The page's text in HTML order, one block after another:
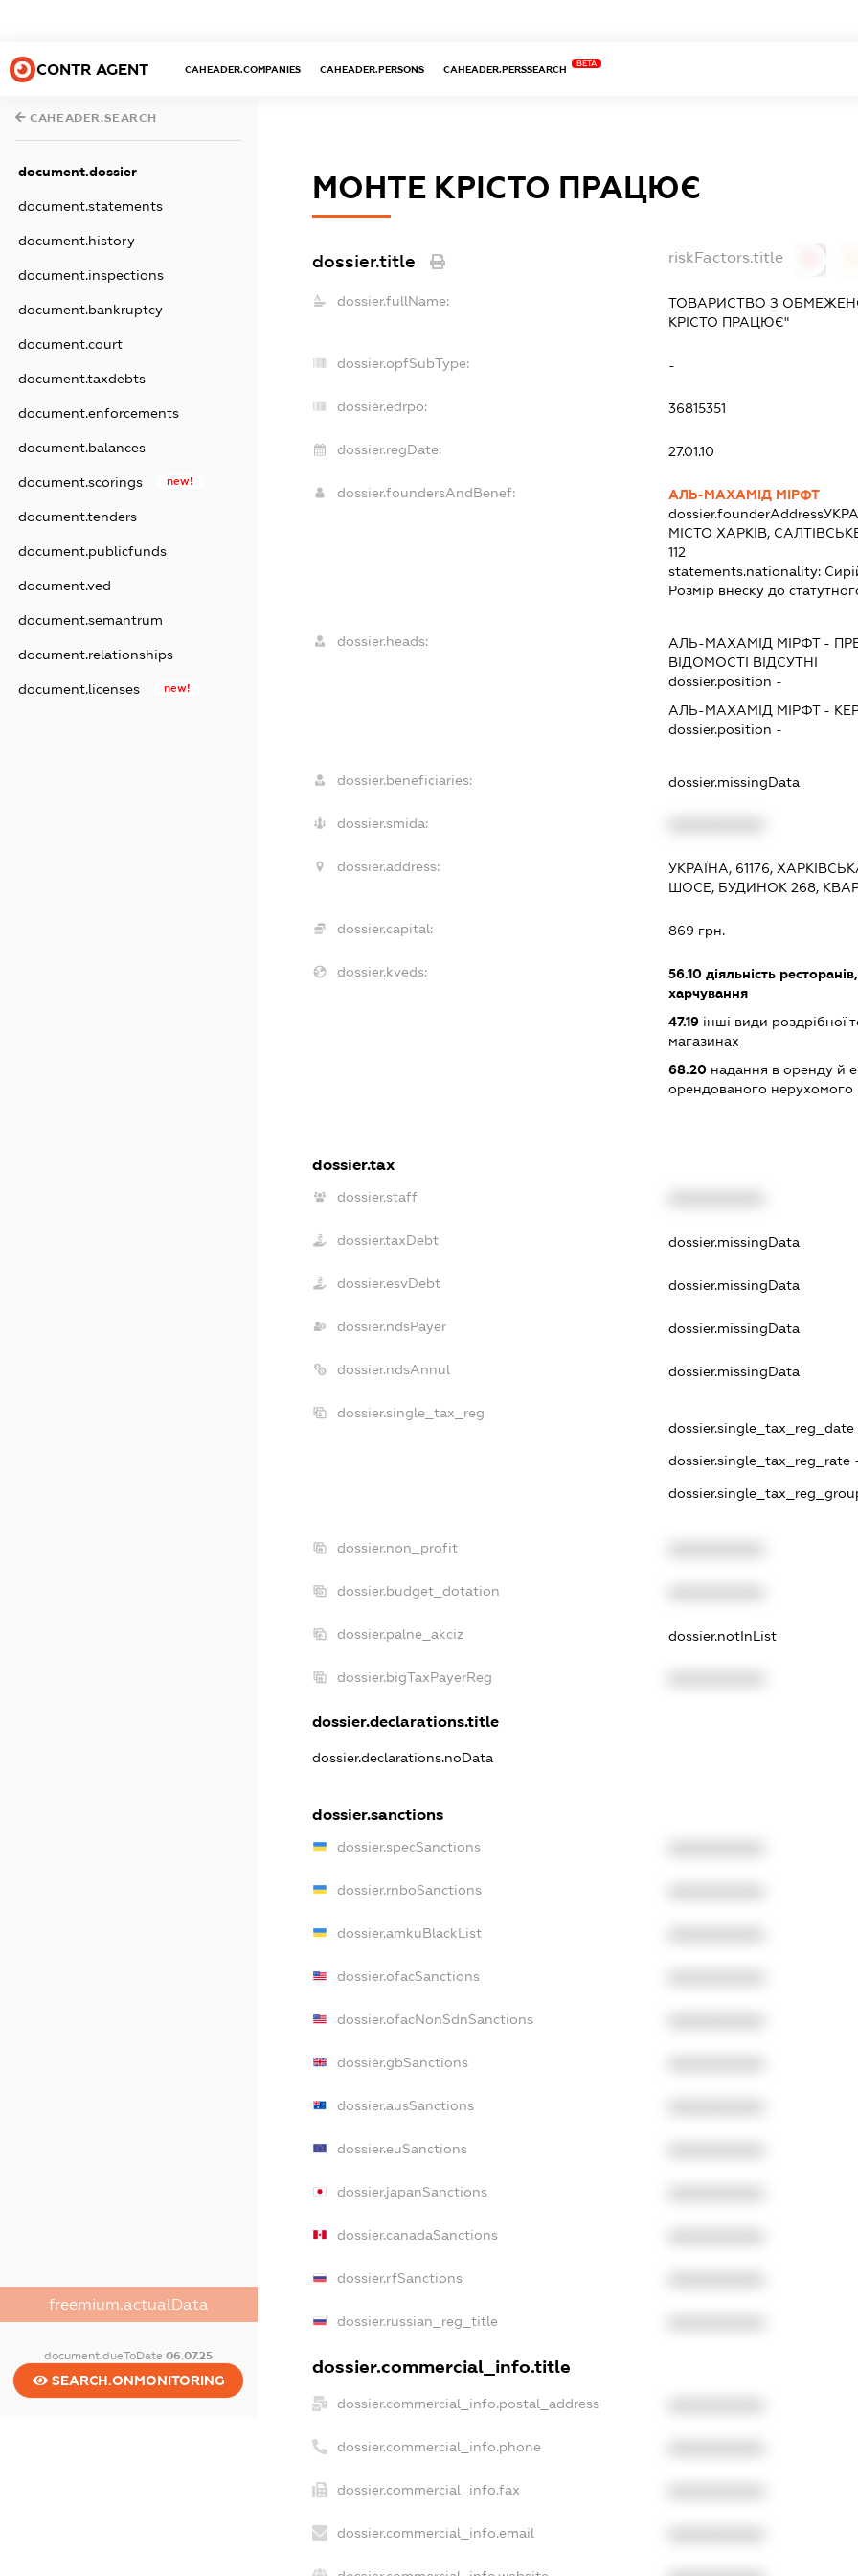
CONTR AGENT CAHEADER.COMPANIES CAHEADER.PERSONS CAHEADER.PERSSEARCH
BETA
CAHEADER.SEARCH
document.dossier
document.statements
document.history
document.inspections
document.bankruptcy
document.court
document.taxdebts
document.enforcements
document.balances
document.scorings new!
document.tenders
document.publicfunds
document.ved
document.semantrum
document.relationships
document.licenses new!
freemium.actualData
document.dueToDate06.07.25
SEARCH.ONMONITORING
МОНТЕ КРІСТО ПРАЦЮЄ
dossier.title riskFactors.title
dossier.fullName:
ТОВАРИСТВО З
КРІСТО ПРАЦЮЄ"
dossier.opfSubType: -
dossier.edrpo: 36815351
dossier.regDate: 27.01.10
dossier.foundersAndBenef:
АЛЬ-МАХАМІД МІРФТ
dossier.founderAddress
МІСТО ХАРКІВ,
112
statements.nationality:
Розмір внеску до
dossier.heads: АЛЬ-МАХАМІД МІРФТ-
ВІДОМОСТІ ВІДСУТНІ
dossier.position -
АЛЬ-МАХАМІД МІРФТ-
dossier.position -
dossier.beneficiaries: dossier.missingData
dossier.smida:
dossier.address:
УКРАЇНА, 61176,
ШОСЕ, БУДИНОК 268,
dossier.capital: 869 грн.
dossier.kveds: 56.10діяльність
харчування
47.19інші види роздрібної
магазинах
68.20надання в оренду й
орендованого нерухомого
dossier.tax
dossier.staff
dossier.taxDebt dossier.missingData
dossier.esvDebt dossier.missingData
dossier.ndsPayer dossier.missingData
dossier.ndsAnnul dossier.missingData
dossier.single_tax_reg
dossier.single_tax_reg_date -
dossier.single_tax_reg_rate
dossier.non_profit
dossier.budget_dotation
dossier.palne_akciz dossier.notInList
dossier.bigTaxPayerReg
dossier.declarations.title
dossier.declarations.noData
dossier.sanctions
dossier.specSanctions
dossier.rnboSanctions
dossier.amkuBlackList
dossier.ofacSanctions
dossier.ofacNonSdnSanctions
dossier.gbSanctions
dossier.ausSanctions
dossier.euSanctions
dossier.japanSanctions
dossier.canadaSanctions
dossier.rfSanctions
dossier.russian_reg_title
dossier.commercial_info.title
dossier.commercial_info.postal_address
dossier.commercial_info.phone
dossier.commercial_info.fax
dossier.commercial_info.email